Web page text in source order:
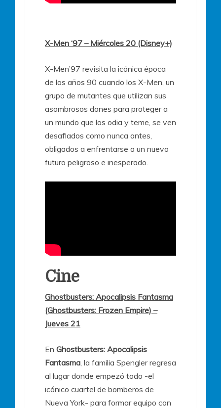
X-Men ‘97 – Miércoles 20 (Disney+)
X-Men’97 revisita la icónica época
de los años 90 cuando los X-Men, un
grupo de mutantes que utilizan sus
asombrosos dones para proteger a
un mundo que los odia y teme, se ven
desafiados como nunca antes,
obligados a enfrentarse a un nuevo
futuro peligroso e inesperado.
Cine
Ghostbusters: Apocalipsis Fantasma
(Ghostbusters: Frozen Empire) –
Jueves 21
En Ghostbusters: Apocalipsis
Fantasma, la familia Spengler regresa
al lugar donde empezó todo -el
icónico cuartel de bomberos de
Nueva York- para formar equipo con